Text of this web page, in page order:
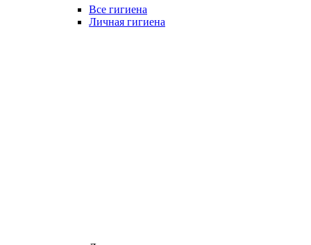
Все гигиена
Личная гигиена